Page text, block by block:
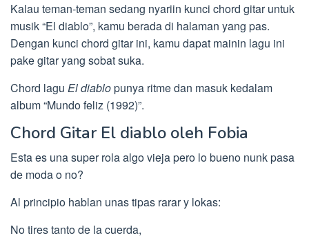
Kalau teman-teman sedang nyariin kunci chord gitar untuk
musik “El diablo”, kamu berada di halaman yang pas.
Dengan kunci chord gitar ini, kamu dapat mainin lagu ini
pake gitar yang sobat suka.
Chord lagu El diablopunya ritme dan masuk kedalam
album “Mundo feliz (1992)”.
Chord Gitar El diablo oleh Fobia
Esta es una super rola algo vieja pero lo bueno nunk pasa
de moda o no?
Al principio hablan unas tipas rarar y lokas:
No tires tanto de la cuerda,